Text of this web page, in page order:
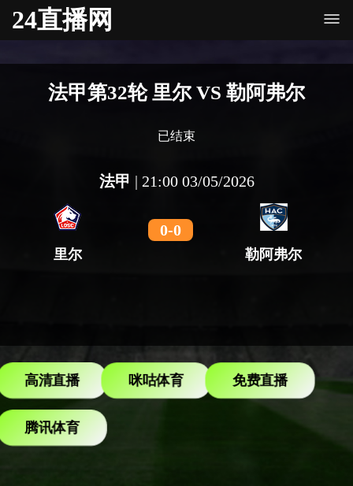
24直播网
法甲第32轮 里尔 VS 勒阿弗尔
已结束
法甲 | 21:00 03/05/2026
里尔
0-0
勒阿弗尔
高清直播 咪咕体育 免费直播
腾讯体育